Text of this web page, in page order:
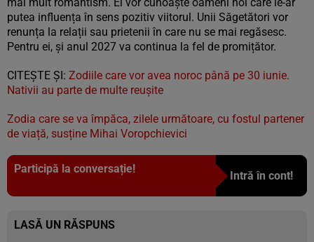
putea influența în sens pozitiv viitorul. Unii Săgetători vor
renunța la relații sau prietenii în care nu se mai regăsesc.
Pentru ei, și anul 2027 va continua la fel de promițător.
CITEȘTE ȘI: Zodiile care vor avea noroc până pe 30 iunie.
Nativii au parte de multe reușite
Zodia care se va împăca, zilele următoare, cu fostul partener
de viață, susține Mihai Voropchievici
Participă la conversație!
Intră în cont!
LASĂ UN RĂSPUNS